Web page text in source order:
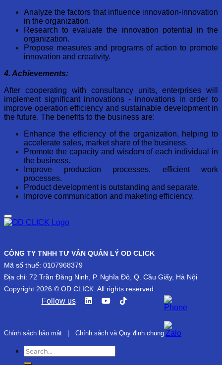
Analyze the factors that influence innovation-innovation
in the organization.
Research to evaluate the innovation potential in the
organization.
Propose measures and programs of action to promote
innovation and creativity.
4. Achievements:
After cooperating with consultancy units, enterprises will
implement significant innovations - innovations in order to
improve operation efficiency and sustainable development in
the future. The benefits to the business are:
Enhance the efficiency of the organization, helping to
accelerate sales, market share of the business.
Promote the capacity and wisdom of each individual in
the business.
Improve production processes, efficient work
processes.
Product development is outstanding and separate.
Improve communication and maketing efficiency.
CÔNG TY TNHH TƯ VẤN QUẢN LÝ OD CLICK
Mã số thuế: 0107968379
Địa chỉ: 72 Trần Đăng Ninh, P. Nghĩa Đô, Q. Cầu Giấy, Hà Nội
Copyright 2026 © OD CLICK. All rights reserved.
Follow us
Chính sách bảo mật Chính sách và Quy định chung